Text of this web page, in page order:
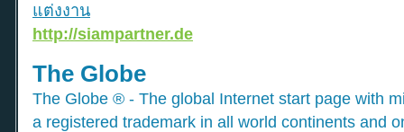
แต่งงาน
http://siampartner.de
The Globe
The Globe ® - The global Internet start page with
a registered trademark in all world continents and